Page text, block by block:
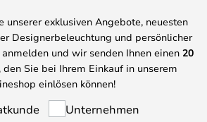
unserer exklusiven Angebote, neuesten
Designerbeleuchtung und persönlicher
und wir senden Ihnen einen 20
den Sie bei Ihrem Einkauf in unserem
einlösen können!
Unternehmen